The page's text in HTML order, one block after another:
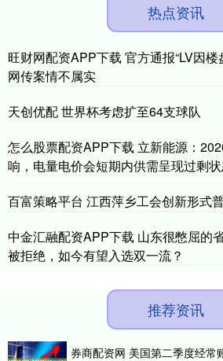
热点资讯
旺财网配资APP下载 官方通报“LV因楼
网传案情不属实
天创优配 世界杯考虑扩至64支球队
怎么股票配资APP下载 立新能源：
响，电量电价会短期内供需呈现过剩
百富策略平台 江西萍乡工会创新形式
中金汇融配资APP下载 山东很憋屈的
被拒绝，如今有望入选双一流？
推荐资讯
券商配资网 美国第二季度经常